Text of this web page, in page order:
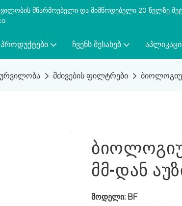
მწარმოებელი და მიმწოდებელი 20 წელზე
ᲞᲠᲝᲓᲣᲥᲢᲔᲑᲘ ᲩᲕᲔᲜᲡ ᲨᲔᲡᲐᲮᲔᲑ
მძივების ფილტრები
Მმ-Დან
მოდელი: BF